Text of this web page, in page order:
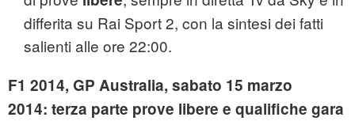
differita su Rai Sport 2, con la sintesi dei fatti
salienti alle ore 22:00.
F1 2014, GP Australia, sabato 15 marzo
2014: terza parte prove libere e qualifiche gara